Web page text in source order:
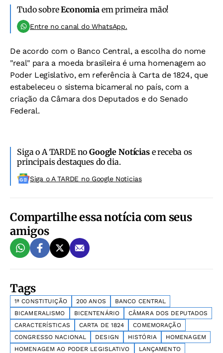
Tudo sobreEconomia em primeira mão!
Entre no canal do WhatsApp.
De acordo com o Banco Central, a escolha do nome
"real" para a moeda brasileira é uma homenagem ao
Poder Legislativo, em referência à Carta de 1824, que
estabeleceu o sistema bicameral no país, com a
criação da Câmara dos Deputados e do Senado
Federal.
Siga o A TARDE noGoogle Notíciase receba os
principais destaques do dia.
Siga o A TARDE no Google Noticias
Compartilhe essa notícia com seus
amigos
Tags
1ª CONSTITUIÇÃO 200 ANOS
BANCO CENTRAL
BICAMERALISMO
BICENTENÁRIO
CÂMARA DOS DEPUTADOS
CARACTERÍSTICAS
CARTA DE 1824
COMEMORAÇÃO
CONGRESSO NACIONAL
DESIGN HISTÓRIA
HOMENAGEM
HOMENAGEM AO PODER LEGISLATIVO
LANÇAMENTO